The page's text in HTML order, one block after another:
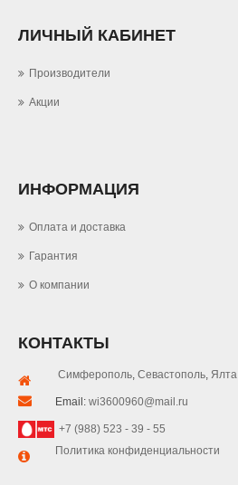
ЛИЧНЫЙ КАБИНЕТ
Производители
Акции
ИНФОРМАЦИЯ
Оплата и доставка
Гарантия
О компании
КОНТАКТЫ
Симферополь, Севастополь, Ялта
Email: wi3600960@mail.ru
+7 (988) 523 - 39 - 55
Политика конфиденциальности